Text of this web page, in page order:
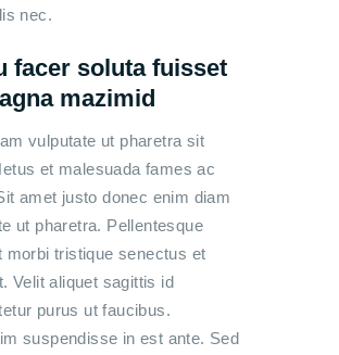
nec.
facer soluta fuisset
mazimid
vulputate ut pharetra sit
et malesuada fames ac
amet justo donec enim diam
ut pharetra. Pellentesque
morbi tristique senectus et
Velit aliquet sagittis id
purus ut faucibus.
suspendisse in est ante. Sed